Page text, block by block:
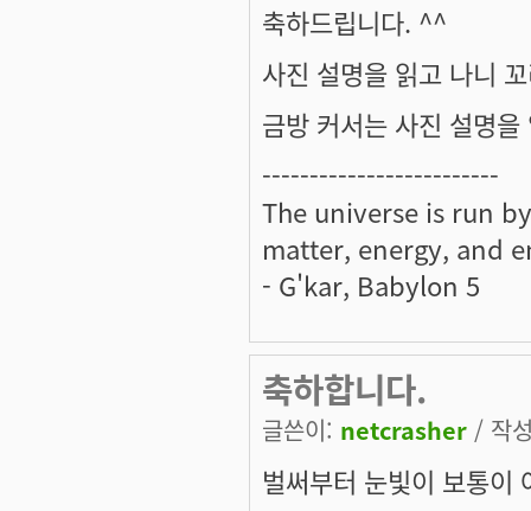
축하드립니다. ^^
사진 설명을 읽고 나니
금방 커서는 사진 설명
-------------------------
The universe is run
matter, energy, and
- G'kar, Babylon 5
축하합니다.
글쓴이: netcrasher / 작
벌써부터 눈빛이 보통